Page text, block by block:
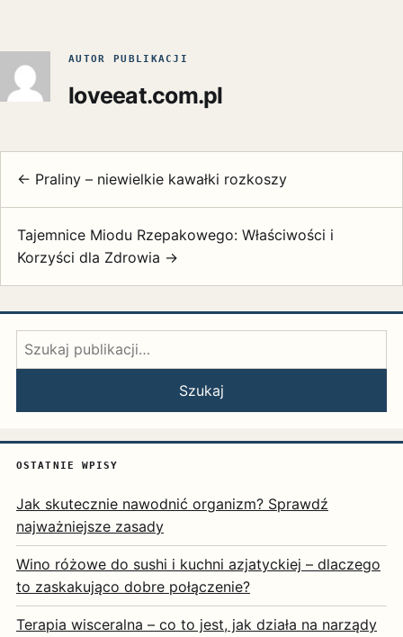
AUTOR PUBLIKACJI
loveeat.com.pl
← Praliny – niewielkie kawałki rozkoszy
Tajemnice Miodu Rzepakowego: Właściwości i
Korzyści dla Zdrowia →
Szukaj:
Szukaj
OSTATNIE WPISY
Jak skutecznie nawodnić organizm? Sprawdź
najważniejsze zasady
Wino różowe do sushi i kuchni azjatyckiej – dlaczego
to zaskakująco dobre połączenie?
Terapia wisceralna – co to jest, jak działa na narządy